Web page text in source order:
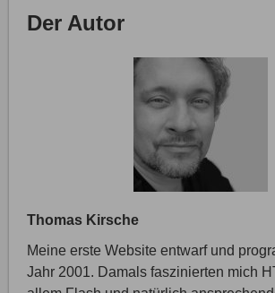
Der Autor
Thomas Kirsche
Meine erste Website entwarf und
Jahr 2001. Damals faszinierten mich